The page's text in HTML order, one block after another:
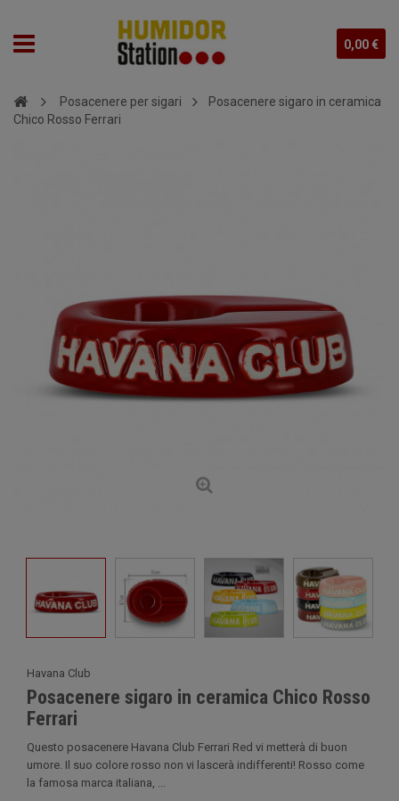
0,00 €
Posacenere per sigari
Posacenere sigaro in ceramica
Chico Rosso Ferrari
Havana Club
Posacenere sigaro in ceramica Chico Rosso
Ferrari
Questo posacenere Havana Club Ferrari Red vi metterà di buon
umore. Il suo colore rosso non vi lascerà indifferenti! Rosso come
la famosa marca italiana, ...